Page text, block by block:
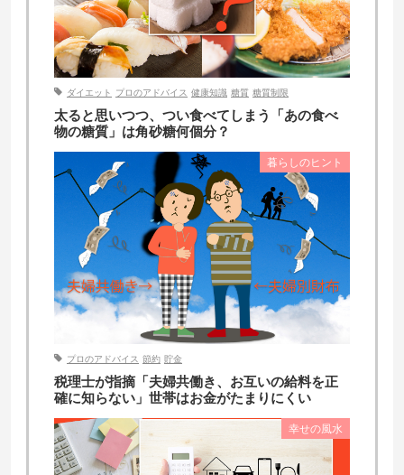
ダイエット プロのアドバイス 健康知識 糖質 糖質制限
太ると思いつつ、つい食べてしまう「あの食べ
物の糖質」は角砂糖何個分？
暮らしのヒント
プロのアドバイス 節約 貯金
税理士が指摘「夫婦共働き、お互いの給料を正
確に知らない」世帯はお金がたまりにくい
幸せの風水